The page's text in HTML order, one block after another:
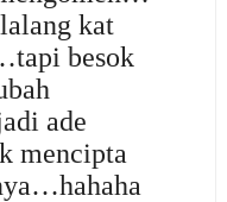
kat
besok
ade
mencipta